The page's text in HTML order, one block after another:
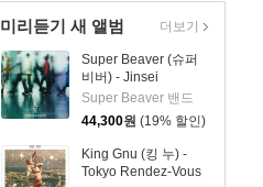
미리듣기 새 앨범
Super Beaver (슈퍼
비버) - Jinsei
Super Beaver 밴드
44,300원 (19% 할인)
King Gnu (킹 누) -
Tokyo Rendez-Vous
더보기